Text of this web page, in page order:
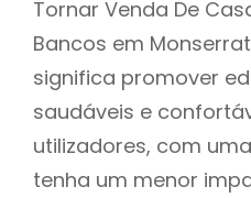
Tornar Venda De
Bancos em
significa promover
saudáveis e
utilizadores, com uma
tenha um menor